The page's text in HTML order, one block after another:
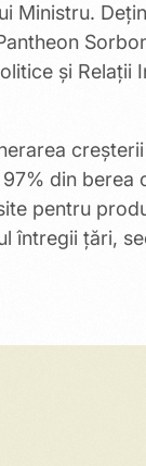
Ministru.
și Relații
din berea
pentru
întregii țări,